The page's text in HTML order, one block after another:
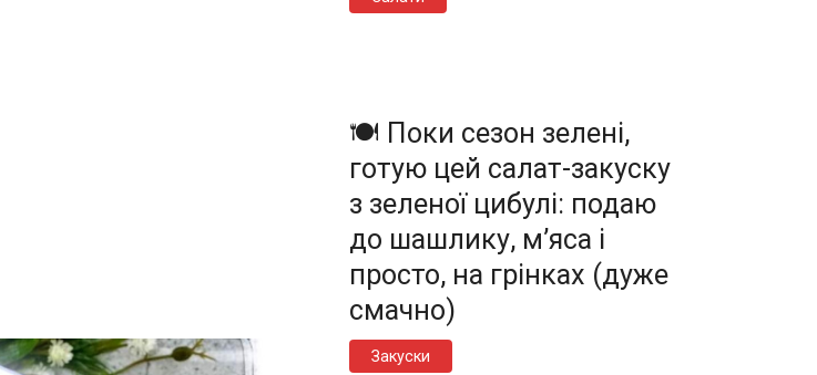
🍽️ Поки сезон зелені,
готую цей салат-закуску
з зеленої цибулі: подаю
до шашлику, м’яса і
просто, на грінках (дуже
смачно)
Закуски